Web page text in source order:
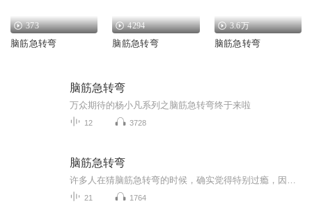
373
脑筋急转弯
4294
脑筋急转弯
3.6万
脑筋急转弯
脑筋急转弯
万众期待的杨小凡系列之脑筋急转弯终于来啦
12 3728
脑筋急转弯
21 1764